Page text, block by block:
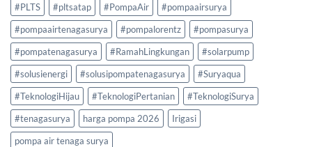
#PLTS
#pltsatap #PompaAir
#pompaairsurya
#pompaairtenagasurya
#pompalorentz
#pompasurya
#pompatenagasurya
#RamahLingkungan
#solarpump
#solusienergi
#solusipompatenagasurya
#Suryaqua
#TeknologiHijau
#TeknologiPertanian
#TeknologiSurya
#tenagasurya
harga pompa 2026
Irigasi
pompa air tenaga surya